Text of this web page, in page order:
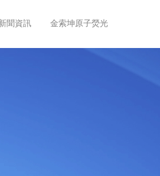
聞資訊 金索坤原子熒光